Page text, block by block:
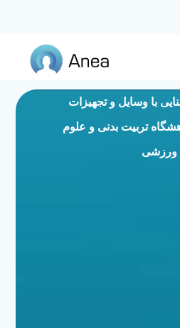
با وسایل و تجهیزات
تربیت بدنی و علوم
ورزشی